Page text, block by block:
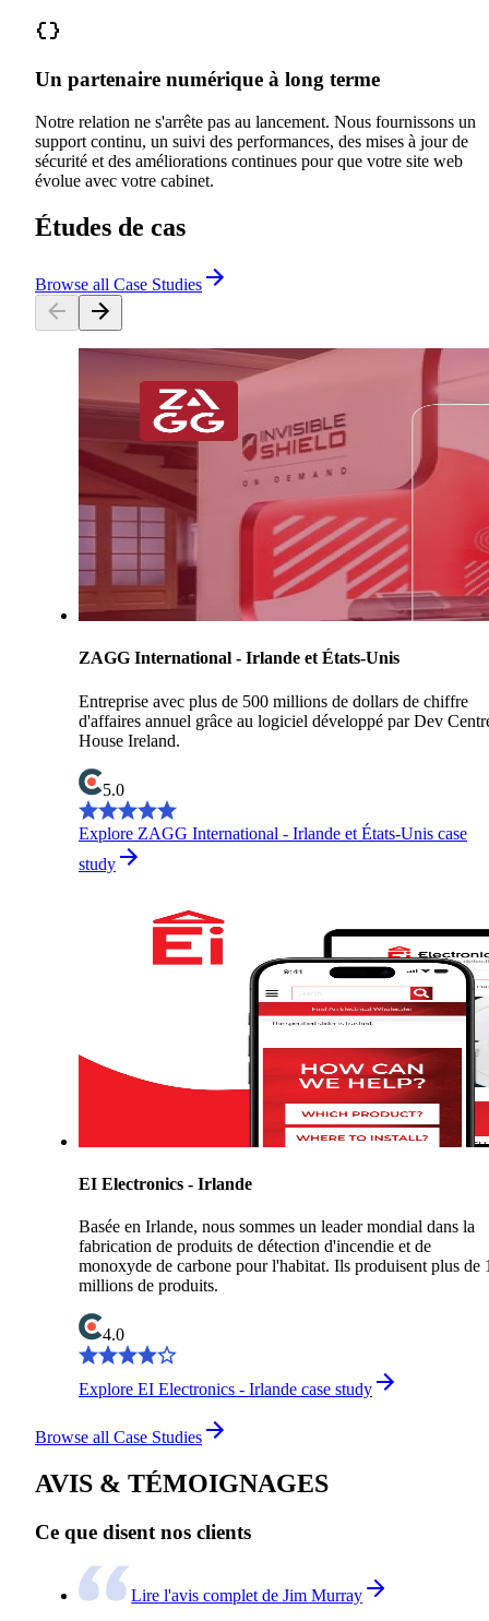
Un partenaire numérique à long terme
Notre relation ne s'arrête pas au lancement. Nous fournissons un
support continu, un suivi des performances, des mises à jour de
sécurité et des améliorations continues pour que votre site web
évolue avec votre cabinet.
Études de cas
Browse all Case Studies
ZAGG International - Irlande et États-Unis
Entreprise avec plus de 500 millions de dollars de chiffre
d'affaires annuel grâce au logiciel développé par Dev
House Ireland.
5.0
Explore ZAGG International - Irlande et États-Unis case
study
EI Electronics - Irlande
Basée en Irlande, nous sommes un leader mondial dans la
fabrication de produits de détection d'incendie et de
monoxyde de carbone pour l'habitat. Ils produisent plus de
millions de produits.
4.0
Explore EI Electronics - Irlande case study
Browse all Case Studies
AVIS & TÉMOIGNAGES
Ce que disent nos clients
Lire l'avis complet de Jim Murray